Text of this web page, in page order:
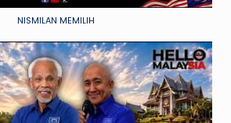
NISMILAN MEMILIH